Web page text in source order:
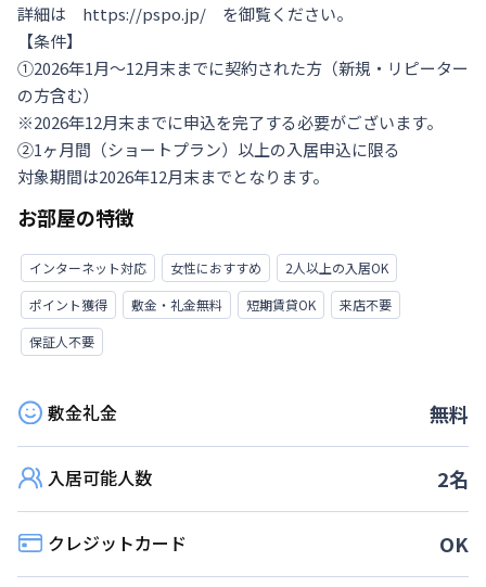
詳細は　https://pspo.jp/　を御覧ください。
【条件】
①2026年1月～12月末までに契約された方（新規・リピーター
の方含む）
※2026年12月末までに申込を完了する必要がございます。
②1ヶ月間（ショートプラン）以上の入居申込に限る
対象期間は2026年12月末までとなります。
お部屋の特徴
インターネット対応 女性におすすめ
2人以上の入居OK
ポイント獲得
敷金・礼金無料 短期賃貸OK
来店不要
保証人不要
敷金礼金 無料
入居可能人数 2名
クレジットカード OK